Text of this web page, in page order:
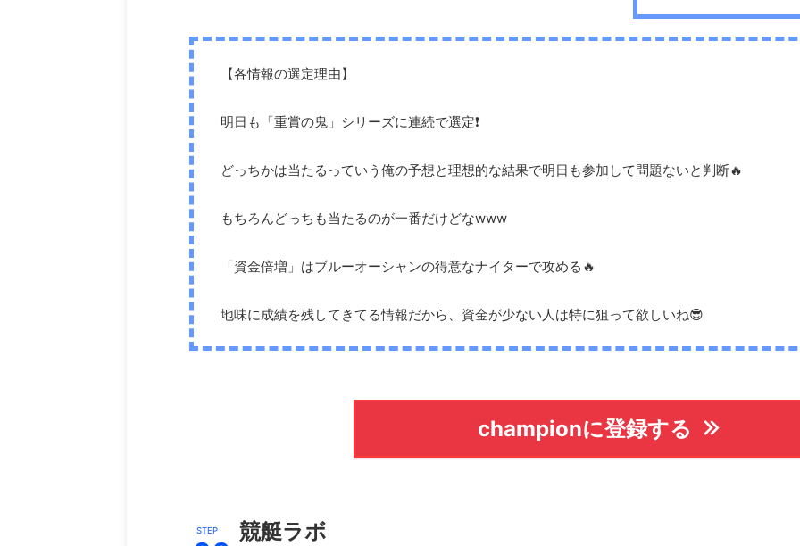
【各情報の選定理由】
明日も「重賞の鬼」シリーズに連続で選定❗️
どっちかは当たるっていう俺の予想と理想的な結果で明日も参加して問題ないと判断🔥
もちろんどっちも当たるのが一番だけどなwww
「資金倍増」はブルーオーシャンの得意なナイターで攻める🔥
地味に成績を残してきてる情報だから、資金が少ない人は特に狙って欲しいね😎
championに登録する
競艇ラボ